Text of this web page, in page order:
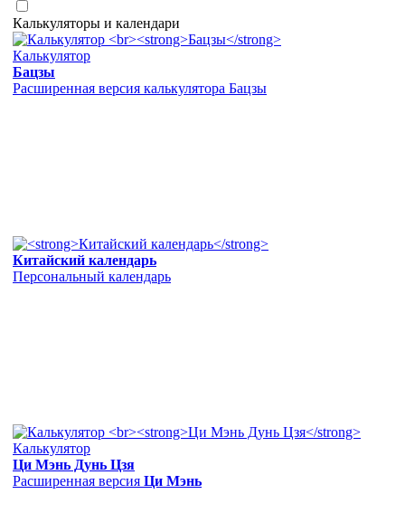
Калькуляторы и календари
Калькулятор
Бацзы
Расширенная версия калькулятора Бацзы
Китайский календарь
Персональный календарь
Калькулятор
Ци Мэнь Дунь Цзя
Расширенная версия Ци Мэнь